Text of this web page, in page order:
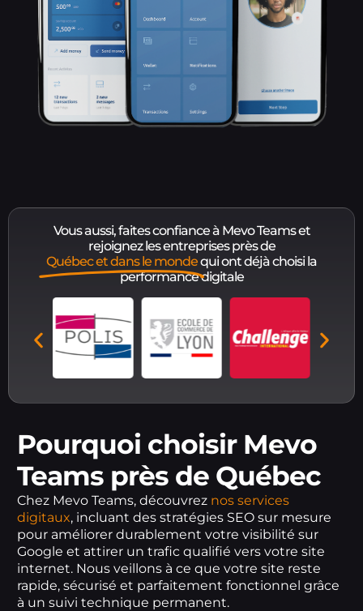
Vous aussi, faites confiance à Mevo Teams et
rejoignez les entreprises près de
Québec et dans le mondequi ont déjà choisi la
performance digitale
Pourquoi choisir Mevo
Teams près de Québec
Chez Mevo Teams, découvrez nos services
digitaux, incluant des stratégies SEO sur mesure
pour améliorer durablement votre visibilité sur
Google et attirer un trafic qualifié vers votre site
internet. Nous veillons à ce que votre site reste
rapide, sécurisé et parfaitement fonctionnel grâce
à un suivi technique permanent.